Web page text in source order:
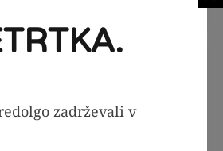
zadrževali v